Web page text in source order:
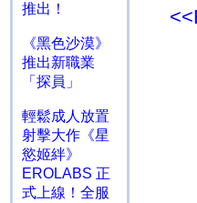
推出！
《黑色沙漠》
推出新職業
「探員」
輕鬆成人放置
射擊大作《星
慾姬絆》
EROLABS 正
式上線！全服